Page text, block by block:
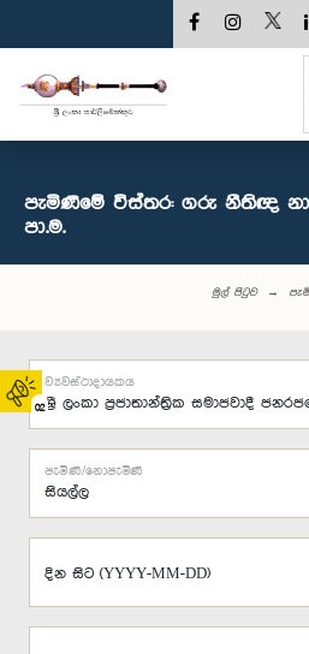
02
පැමිණීමේ විස්තර: ගරු නීතිඥ
පා.ම.
මුල් පිටුව
ව්‍යවස්ථාදායකය
පැමිණි/නොපැමිණි
දින සිට (YYYY-MM-DD)